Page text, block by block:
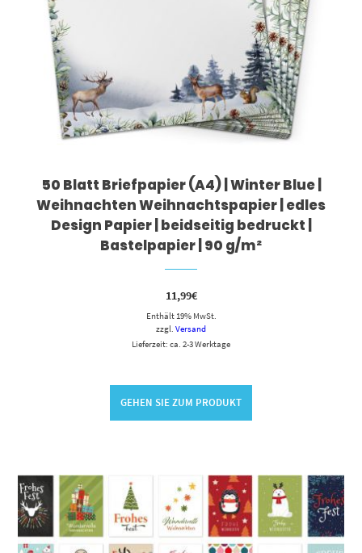
50 Blatt Briefpapier (A4) | Winter Blue |
Weihnachten Weihnachtspapier | edles
Design Papier | beidseitig bedruckt |
Bastelpapier | 90 g/m²
11,99€
Enthält 19% MwSt.
zzgl. Versand
Lieferzeit: ca. 2-3 Werktage
GEHEN SIE ZUM PRODUKT